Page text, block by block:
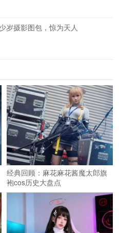
岁摄影图包，惊为天人
经典回顾：麻花麻花酱魔太郎旗
袍cos历史大盘点